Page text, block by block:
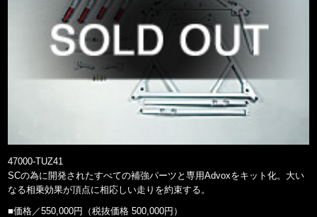
47000-TUZ41
SCの為に開発されたすべての補強パーツと専用Advoxをキット化。大い
なる相乗効果が頂点に相応しい走りを約束する。
■価格／550,000円（税抜価格 500,000円）